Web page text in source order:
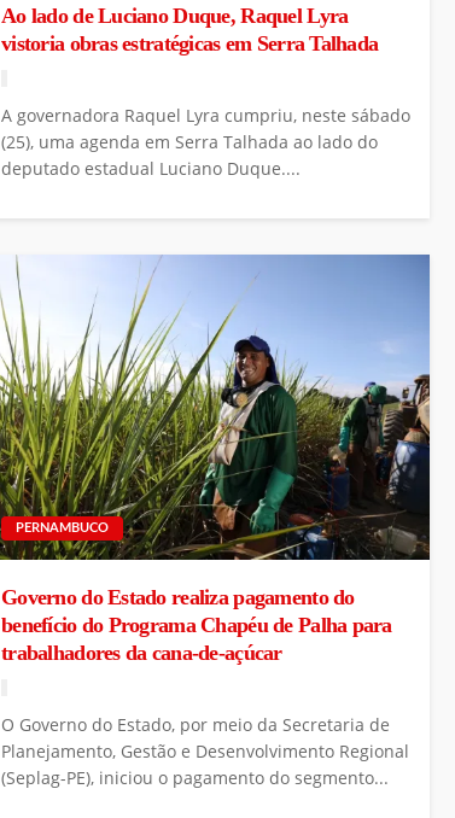
Ao lado de Luciano Duque, Raquel Lyra
vistoria obras estratégicas em Serra Talhada
A governadora Raquel Lyra cumpriu, neste sábado
(25), uma agenda em Serra Talhada ao lado do
deputado estadual Luciano Duque....
PERNAMBUCO
Governo do Estado realiza pagamento do
benefício do Programa Chapéu de Palha para
trabalhadores da cana-de-açúcar
O Governo do Estado, por meio da Secretaria de
Planejamento, Gestão e Desenvolvimento Regional
(Seplag-PE), iniciou o pagamento do segmento...